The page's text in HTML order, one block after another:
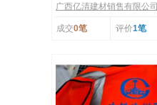
广西亿清建材销售有限公司
成交0笔 评价1笔